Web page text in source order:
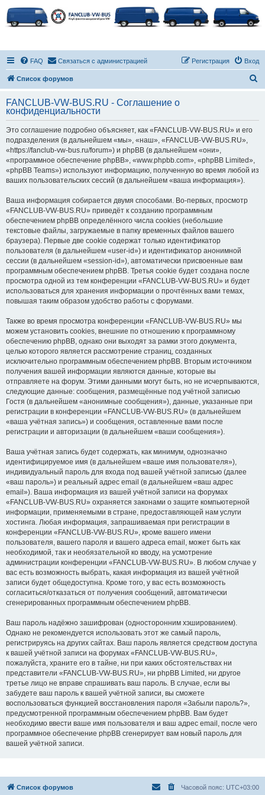
FAQ Связаться с администрацией Вход
Регистрация
Список форумов
с
FANCLUB-VW-BUS.RU - Соглашение о
конфиденциальности
Это соглашение подробно объясняет, как «FANCLUB-VW-BUS.RU» и его
подразделения (в дальнейшем «мы», «наш», «FANCLUB-VW-BUS.RU»,
«https://fanclub-vw-bus.ru/forum») и phpBB (в дальнейшем «они»,
«программное обеспечение phpBB», «www.phpbb.com», «phpBB Limited»,
«phpBB Teams») используют информацию, полученную во время любой из
ваших пользовательских сессий (в дальнейшем «ваша информация»).
Ваша информация собирается двумя способами. Во-первых, просмотр
«FANCLUB-VW-BUS.RU» приведёт к созданию программным
обеспечением phpBB определённого числа cookies (небольшие
текстовые файлы, загружаемые в папку временных файлов вашего
браузера). Первые две cookie содержат только идентификатор
пользователя (в дальнейшем «user-id») и идентификатор анонимной
сессии (в дальнейшем «session-id»), автоматически присвоенные вам
программным обеспечением phpBB. Третья cookie будет создана после
просмотра одной из тем конференции «FANCLUB-VW-BUS.RU» и будет
использоваться для хранения информации о прочтённых вами темах,
повышая таким образом удобство работы с форумами.
Также во время просмотра конференции «FANCLUB-VW-BUS.RU» мы
можем установить cookies, внешние по отношению к программному
обеспечению phpBB, однако они выходят за рамки этого документа,
целью которого является рассмотрение страниц, созданных
исключительно программным обеспечением phpBB. Вторым источником
получения вашей информации являются данные, которые вы
отправляете на форум. Этими данными могут быть, но не исчерпываются,
следующие данные: сообщения, размещённые под учётной записью
Гостя (в дальнейшем «анонимные сообщения»), данные, указанные при
регистрации в конференции «FANCLUB-VW-BUS.RU» (в дальнейшем
«ваша учётная запись») и сообщения, оставленные вами после
регистрации и авторизации (в дальнейшем «ваши сообщения»).
Ваша учётная запись будет содержать, как минимум, однозначно
идентифицируемое имя (в дальнейшем «ваше имя пользователя»),
индивидуальный пароль для входа под вашей учётной записью (далее
«ваш пароль») и реальный адрес email (в дальнейшем «ваш адрес
email»). Ваша информация из вашей учётной записи на форумах
«FANCLUB-VW-BUS.RU» охраняется законами о защите компьютерной
информации, применяемыми в стране, предоставляющей нам услуги
хостинга. Любая информация, запрашиваемая при регистрации в
конференции «FANCLUB-VW-BUS.RU», кроме вашего имени
пользователя, вашего пароля и вашего адреса email, может быть как
необходимой, так и необязательной ко вводу, на усмотрение
администрации конференции «FANCLUB-VW-BUS.RU». В любом случае у
вас есть возможность выбрать, какая информация из вашей учётной
записи будет общедоступна. Кроме того, у вас есть возможность
согласиться/отказаться от получения сообщений, автоматически
сгенерированных программным обеспечением phpBB.
Ваш пароль надёжно зашифрован (односторонним хэшированием).
Однако не рекомендуется использовать этот же самый пароль,
регистрируясь на других сайтах. Ваш пароль является средством доступа
к вашей учётной записи на форумах «FANCLUB-VW-BUS.RU»,
пожалуйста, храните его в тайне, ни при каких обстоятельствах ни
представители «FANCLUB-VW-BUS.RU», ни phpBB Limited, ни другое
третье лицо не вправе спрашивать ваш пароль. В случае, если вы
забудете ваш пароль к вашей учётной записи, вы сможете
воспользоваться функцией восстановления пароля «Забыли пароль?»,
предусмотренной программным обеспечением phpBB. Вам будет
необходимо ввести ваше имя пользователя и ваш адрес email, после чего
программное обеспечение phpBB сгенерирует вам новый пароль для
вашей учётной записи.
Список форумов Часовой пояс: UTC+03:00